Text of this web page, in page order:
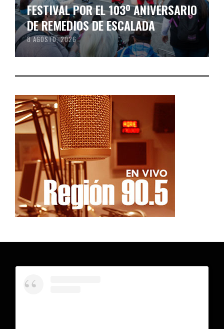
FESTIVAL POR EL 103º ANIVERSARIO
DE REMEDIOS DE ESCALADA
8 AGOSTO, 2026